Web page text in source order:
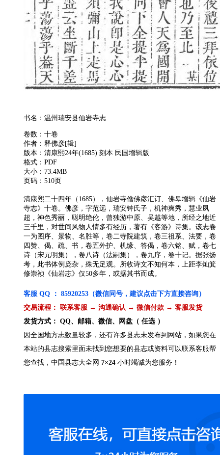
书名：温州瑞安县仙岩寺志
卷数：十卷
作者：释佛彦[辑]
版本：清康熙24年(1685) 刻本 民国增辑版
格式：PDF
大小：73.4MB
页码：510页
清康熙二十四年（1685），仙岩寺僧佛彦汇订、佛皋增辑《仙岩
寺志》十卷。佛彦，字范远，瑞安钟氏子，机神爽秀，慧业夙
超，神色秀丽，聪明绝伦，曾独游中原、吴越等地，所经之地近
三千里，对世间风物人情多有经历，著有《客游》诗集。该志卷
一为图序、景物、名胜等，卷二寺院建筑，卷三祖系、法要，卷
四赞、偈、疏、书，卷五外护、机缘、答偈，卷六铭、赋，卷七
诗（宋元明集），卷八诗（法嗣集），卷九序，卷十记。据张扬
考，此书体例庞杂，殊无足观。所收诗文不知何本，上距李灿箕
修崇祯《仙岩志》仅50多年，或据其书而成。
客服 QQ ： 85920253（微信同号，建议点击下方直接咨询）
交易流程： 联系客服 → 沟通确认 → 微信付款 → 客服发货
发货方式： QQ、邮箱、微信、网盘（ 任选 ）
因全国地方志数量较多，还有许多县志未发布到网站，如果您在
本站的县志搜索里面未找到您想要的县志或资料可以联系客服帮
您查找，中国县志大全网 7×24 小时竭诚为您服务！